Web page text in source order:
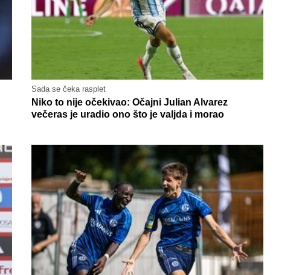
Sada se čeka rasplet
Niko to nije očekivao: Očajni Julian Alvarez
večeras je uradio ono što je valjda i morao